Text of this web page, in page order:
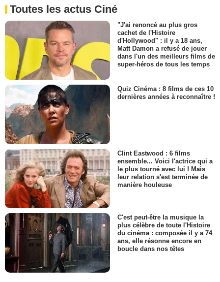
Toutes les actus Ciné
"J'ai renoncé au plus gros
cachet de l'Histoire
d'Hollywood" : il y a 18 ans,
Matt Damon a refusé de jouer
dans l'un des meilleurs films de
super-héros de tous les temps
Quiz Cinéma : 8 films de ces 10
dernières années à reconnaître !
Clint Eastwood : 6 films
ensemble... Voici l'actrice qui a
le plus tourné avec lui ! Mais
leur relation s'est terminée de
manière houleuse
C'est peut-être la musique la
plus célèbre de toute l'Histoire
du cinéma : composée il y a 74
ans, elle résonne encore en
boucle dans nos têtes